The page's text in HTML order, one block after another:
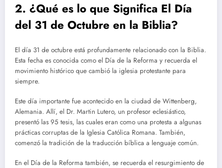
2. ¿Qué es lo que Significa El Día
del 31 de Octubre en la Biblia?
El día 31 de octubre está profundamente relacionado con la Biblia.
Esta fecha es conocida como el Día de la Reforma y recuerda el
movimiento histórico que cambió la iglesia protestante para
siempre.
Este día importante fue acontecido en la ciudad de Wittenberg,
Alemania. Allí, el Dr. Martin Lutero, un profesor eclesiástico,
presentó las 95 tesis, las cuales eran como una protesta a algunas
prácticas corruptas de la Iglesia Católica Romana. También,
comenzó la tradición de la traducción bíblica a lenguaje común.
En el Día de la Reforma también, se recuerda el resurgimiento de